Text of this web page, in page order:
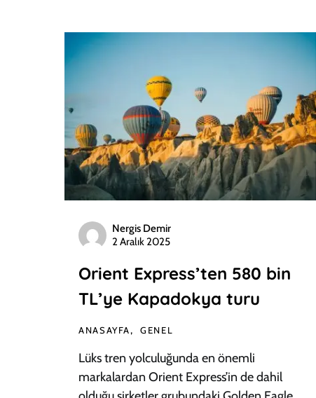
Nergis Demir
2 Aralık 2025
Orient Express’ten 580 bin
TL’ye Kapadokya turu
ANASAYFA GENEL
Lüks tren yolculuğunda en önemli
markalardan Orient Express’in de dahil